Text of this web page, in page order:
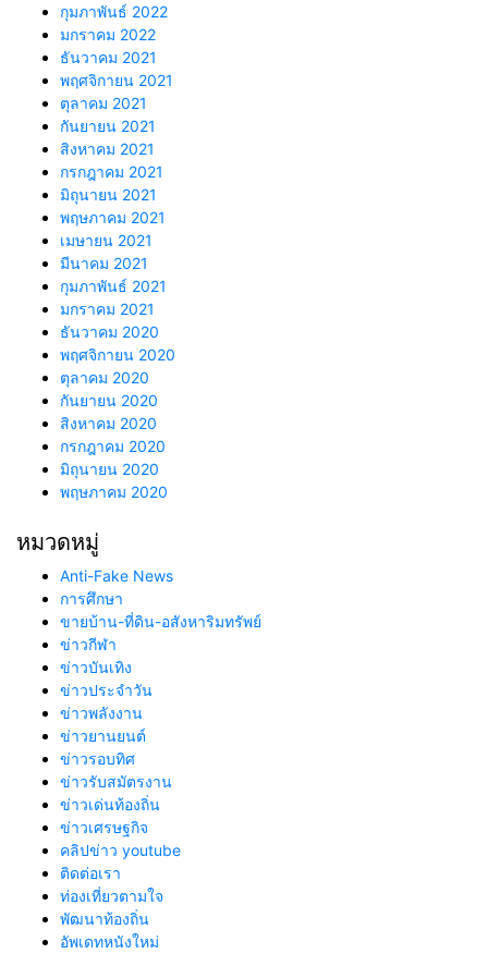
กุมภาพันธ์ 2022
มกราคม 2022
ธันวาคม 2021
พฤศจิกายน 2021
ตุลาคม 2021
กันยายน 2021
สิงหาคม 2021
กรกฎาคม 2021
มิถุนายน 2021
พฤษภาคม 2021
เมษายน 2021
มีนาคม 2021
กุมภาพันธ์ 2021
มกราคม 2021
ธันวาคม 2020
พฤศจิกายน 2020
ตุลาคม 2020
กันยายน 2020
สิงหาคม 2020
กรกฎาคม 2020
มิถุนายน 2020
พฤษภาคม 2020
หมวดหมู่
Anti-Fake News
การศึกษา
ขายบ้าน-ที่ดิน-อสังหาริมทรัพย์
ข่าวกีฬา
ข่าวบันเทิง
ข่าวประจำวัน
ข่าวพลังงาน
ข่าวยานยนต์
ข่าวรอบทิศ
ข่าวรับสมัตรงาน
ข่าวเด่นท้องถิ่น
ข่าวเศรษฐกิจ
คลิปข่าว youtube
ติดต่อเรา
ท่องเที่ยวตามใจ
พัฒนาท้องถิ่น
อัพเดทหนังใหม่